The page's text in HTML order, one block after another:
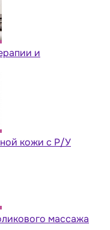
и
кожи с Р/У
массажа